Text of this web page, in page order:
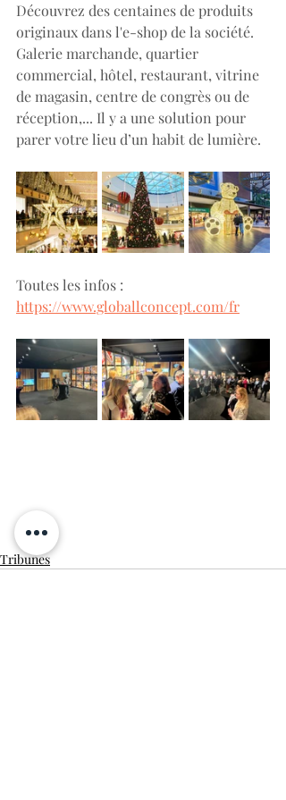
Découvrez des centaines de produits
originaux dans l'e-shop de la société.
Galerie marchande, quartier
commercial, hôtel, restaurant, vitrine
de magasin, centre de congrès ou de
réception,... Il y a une solution pour
parer votre lieu d’un habit de lumière.
Toutes les infos :
https://www.globallconcept.com/fr
Tribunes